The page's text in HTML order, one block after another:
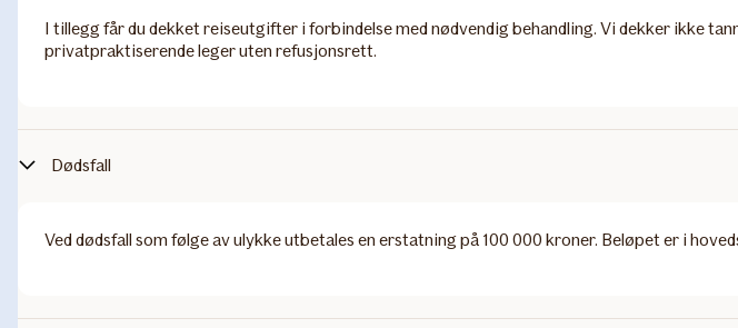
I tillegg får du dekket reiseutgifter i forbindelse med nødvendig behandling. Vi dekker ikke
privatpraktiserende leger uten refusjonsrett.
Dødsfall
Ved dødsfall som følge av ulykke utbetales en erstatning på 100 000 kroner. Beløpet er i